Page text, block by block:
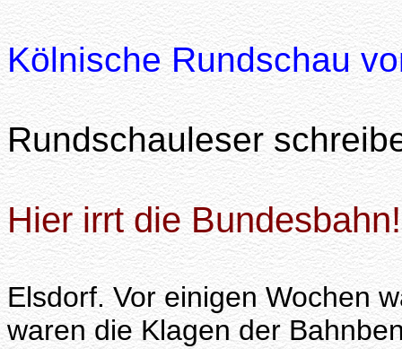
Kölnische Rundschau
Rundschauleser
Hier irrt die Bundesbahn!
Elsdorf. Vor einigen Wochen
waren die Klagen der